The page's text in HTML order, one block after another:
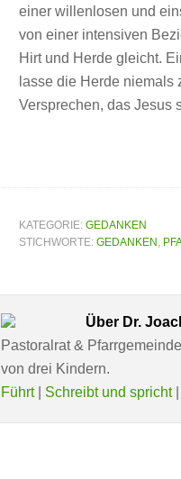
einer willenlosen und
von einer intensiven
Hirt und Herde gleicht.
lasse die Herde niemals
Versprechen, das Jesus
KATEGORIE: GEDANKEN
STICHWORTE: GEDANKEN ,
Über Dr.
Pastoralrat &
von drei Kindern.
Führt| Schreibt und spricht|